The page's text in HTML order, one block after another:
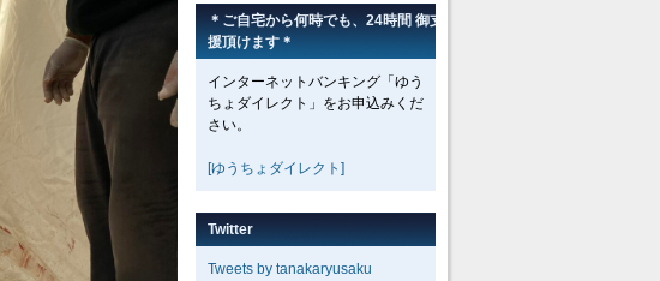
＊ご自宅から何時でも、24時間 御支
援頂けます＊
インターネットバンキング「ゆう
ちょダイレクト」をお申込みくだ
さい。
[ゆうちょダイレクト]
Twitter
Tweets by tanakaryusaku